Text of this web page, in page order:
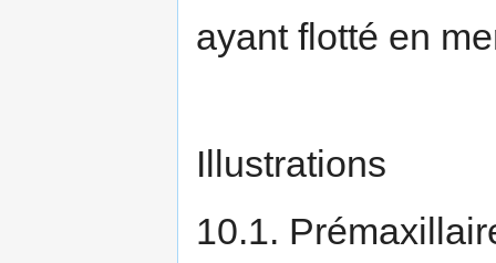
ayant flotté en
Illustrations
10.1.